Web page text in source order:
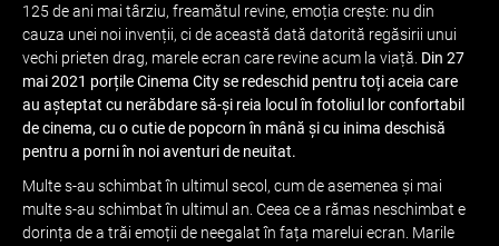
125 de ani mai târziu, freamătul revine, emoția crește: nu din
cauza unei noi invenții, ci de această dată datorită regăsirii unui
vechi prieten drag, marele ecran care revine acum la viață. Din 27
mai 2021 porțile Cinema City se redeschid pentru toți aceia care
au așteptat cu nerăbdare să-și reia locul în fotoliul lor confortabil
de cinema, cu o cutie de popcorn în mână și cu inima deschisă
pentru a porni în noi aventuri de neuitat.
Multe s-au schimbat în ultimul secol, cum de asemenea și mai
multe s-au schimbat în ultimul an. Ceea ce a rămas neschimbat e
dorința de a trăi emoții de neegalat în fața marelui ecran. Marile